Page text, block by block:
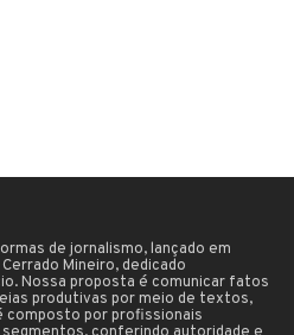
de jornalismo, lançado em
Mineiro, dedicado
Nossa proposta é comunicar fatos
produtivas por meio de textos,
composto por profissionais